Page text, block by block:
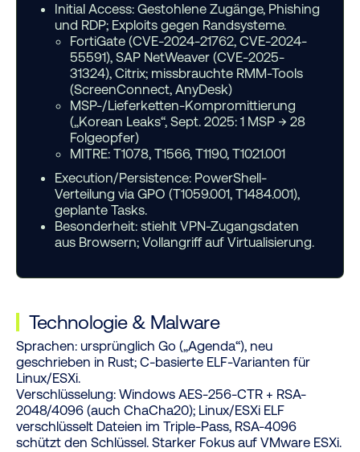
Initial Access:Gestohlene Zugänge, Phishing
und RDP; Exploits gegen Randsysteme.
FortiGate (CVE-2024-21762, CVE-2024-
55591), SAP NetWeaver (CVE-2025-
31324), Citrix; missbrauchte RMM-Tools
(ScreenConnect, AnyDesk)
MSP-/Lieferketten-Kompromittierung
(„Korean Leaks“, Sept. 2025: 1 MSP → 28
Folgeopfer)
MITRE: T1078, T1566, T1190, T1021.001
Execution/Persistence:PowerShell-
Verteilung via GPO (T1059.001, T1484.001),
geplante Tasks.
Besonderheit:stiehlt VPN-Zugangsdaten
aus Browsern; Vollangriff auf Virtualisierung.
Technologie & Malware
Sprachen:ursprünglich Go („Agenda“), neu
geschrieben in Rust; C-basierte ELF-Varianten für
Linux/ESXi.
Verschlüsselung:Windows AES-256-CTR + RSA-
2048/4096 (auch ChaCha20); Linux/ESXi ELF
verschlüsselt Dateien im Triple-Pass, RSA-4096
schützt den Schlüssel. Starker Fokus auf VMware ESXi.